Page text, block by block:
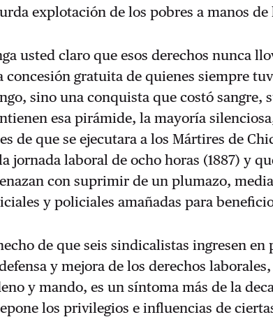
explotación de los pobres a manos de
usted claro que esos derechos nunca
concesión gratuita de quienes siempre
sino una conquista que costó sangre,
esa pirámide, la mayoría
de que se ejecutara a los Mártires de
jornada laboral de ocho horas (1887) y
con suprimir de un plumazo,
y policiales amañadas para
de que seis sindicalistas ingresen
y mejora de los derechos
y mando, es un síntoma más de la
los privilegios e influencias de